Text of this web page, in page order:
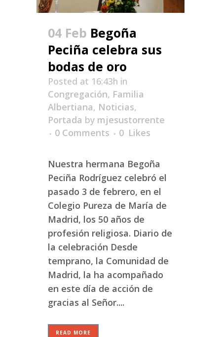
04 Feb Begoña
Peciña celebra sus
bodas de oro
Posted at 16:43h in
Congregación, Familia
Albertiana, Noticias,
Portada by mjesustorrente
0 Comments
0 Likes
Nuestra hermana Begoña
Peciña Rodríguez celebró el
pasado 3 de febrero, en el
Colegio Pureza de María de
Madrid, los 50 años de
profesión religiosa. Diario de
la celebración Desde
temprano, la Comunidad de
Madrid, la ha acompañado
en este día de acción de
gracias al Señor....
READ MORE